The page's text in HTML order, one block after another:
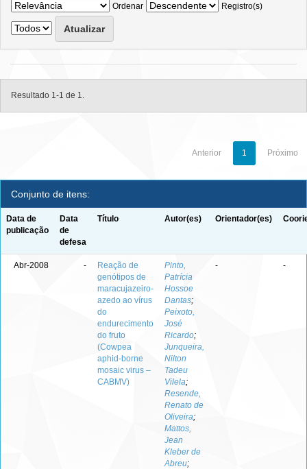
Ordenar
Registro(s)
Resultado 1-1 de 1.
Anterior 1 Próximo
Conjunto de itens:
Data de
publicação
Data
de
defesa
Título Autor(es) Orientador(es)
Abr-2008 -
Reação de
genótipos de
maracujazeiro-
azedo ao vírus
do
endurecimento
do fruto
(Cowpea
aphid-borne
mosaic virus –
CABMV)
Pinto,
Patrícia
Hossoe
Dantas;
Peixoto,
José
Ricardo;
Junqueira,
Nilton
Tadeu
Vilela;
Resende,
Renato de
Oliveira;
Mattos,
Jean
Kleber de
Abreu;
- -